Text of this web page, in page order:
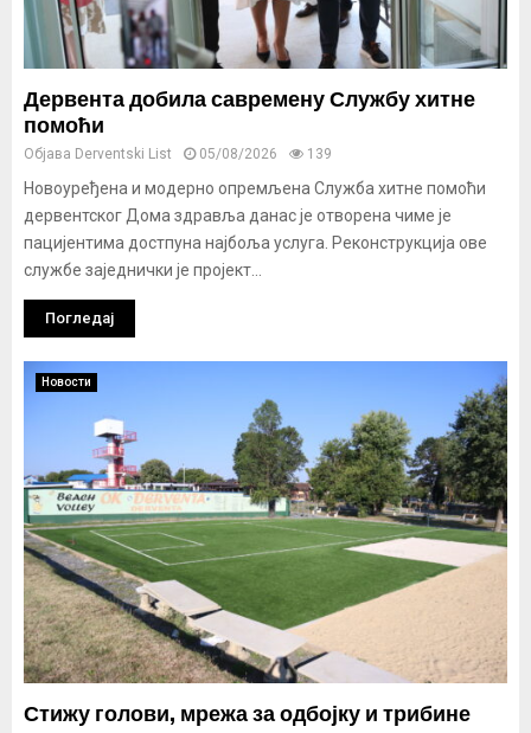
Дервента добила савремену Службу хитне
помоћи
Објава Derventski List 05/08/2026 139
Новоуређена и модерно опремљена Служба хитне помоћи
дервентског Дома здравља данас је отворена чиме је
пацијентима достпуна најбоља услуга. Реконструкција ове
службе заједнички је пројект...
Погледај
Новости
Стижу голови, мрежа за одбојку и трибине